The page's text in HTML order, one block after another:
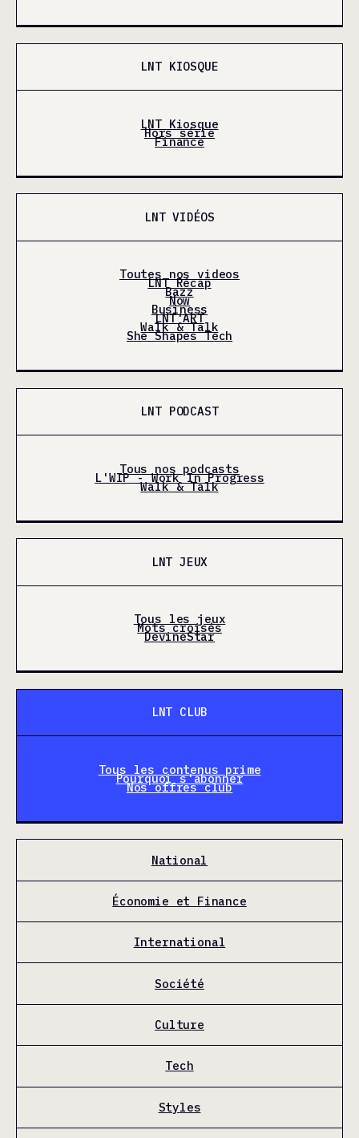
LNT KIOSQUE
LNT Kiosque
Hors série
Finance
LNT VIDÉOS
Toutes nos videos
LNT Récap
Bazz
Now
Business
LNT'ART
Walk & Talk
She Shapes Tech
LNT PODCAST
Tous nos podcasts
L'WIP - Work In Progress
Walk & Talk
LNT JEUX
Tous les jeux
Mots croisés
DevineStar
LNT CLUB
Tous les contenus prime
Pourquoi s'abonner
Nos offres club
National
Économie et Finance
International
Société
Culture
Tech
Styles